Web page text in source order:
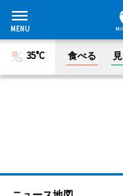
35°C 食べる